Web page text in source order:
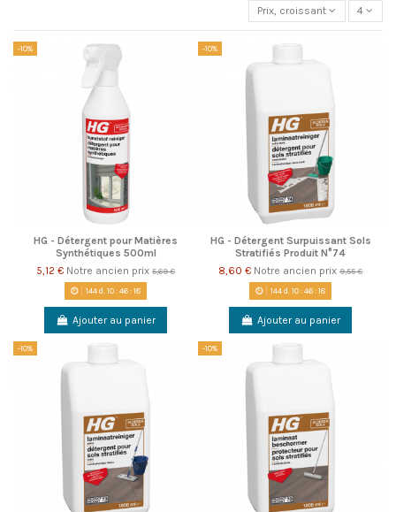
Prix, croissant 4
-10%
HG - Détergent pour Matières
Synthétiques 500ml
5,12 € Notre ancien prix 5,69 €
144d. 10:46:18
Ajouter au panier
-10%
HG - Détergent Surpuissant Sols
Stratifiés Produit N°74
8,60 € Notre ancien prix 9,55 €
144d. 10:46:18
Ajouter au panier
-10% -10%